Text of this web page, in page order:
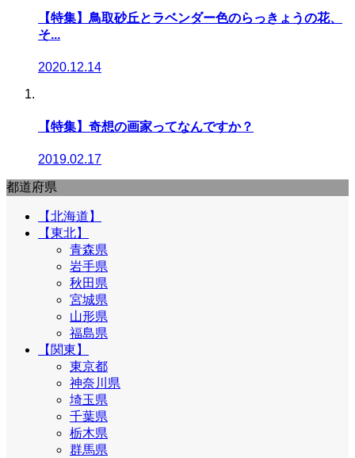
【特集】鳥取砂丘とラベンダー色のらっきょうの花、
そ...
2020.12.14
【特集】奇想の画家ってなんですか？
2019.02.17
都道府県
【北海道】
【東北】
青森県
岩手県
秋田県
宮城県
山形県
福島県
【関東】
東京都
神奈川県
埼玉県
千葉県
栃木県
群馬県